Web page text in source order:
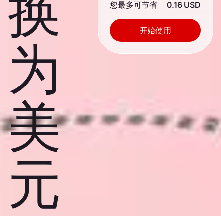
为
美
元
您最多可节省 0.16 USD
开始使用